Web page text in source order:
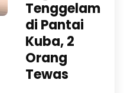
Tenggelam
di Pantai
Kuba, 2
Orang
Tewas